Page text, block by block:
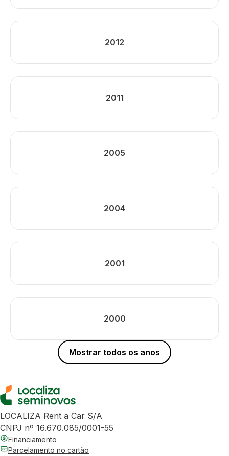
2012
2011
2005
2004
2001
2000
Mostrar todos os anos
LOCALIZA Rent a Car S/A
CNPJ nº 16.670.085/0001-55
Financiamento
Parcelamento no cartão